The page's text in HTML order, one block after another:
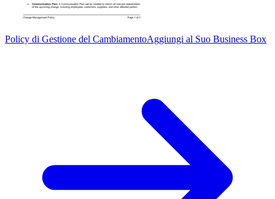
Policy di Gestione del CambiamentoAggiungi al Suo Business Box